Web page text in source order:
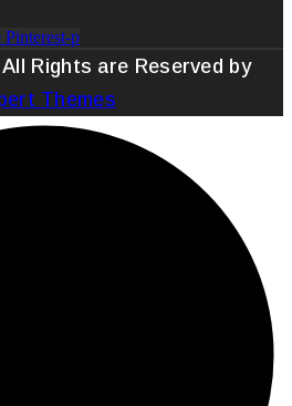
Pinterest-p
Rights are Reserved by
Themes